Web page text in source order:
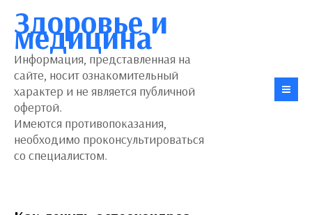
Здоровье и
медицина
Информация, представленная на
сайте, носит ознакомительный
характер и не является публичной
офертой.
Имеются противопоказания,
необходимо проконсультироваться
со специалистом.